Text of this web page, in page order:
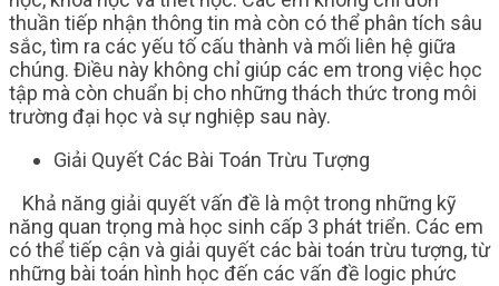
thuần tiếp nhận thông tin mà còn có thể phân tích sâu
sắc, tìm ra các yếu tố cấu thành và mối liên hệ giữa
chúng. Điều này không chỉ giúp các em trong việc học
tập mà còn chuẩn bị cho những thách thức trong môi
trường đại học và sự nghiệp sau này.
Giải Quyết Các Bài Toán Trừu Tượng
Khả năng giải quyết vấn đề là một trong những kỹ
năng quan trọng mà học sinh cấp 3 phát triển. Các em
có thể tiếp cận và giải quyết các bài toán trừu tượng, từ
những bài toán hình học đến các vấn đề logic phức